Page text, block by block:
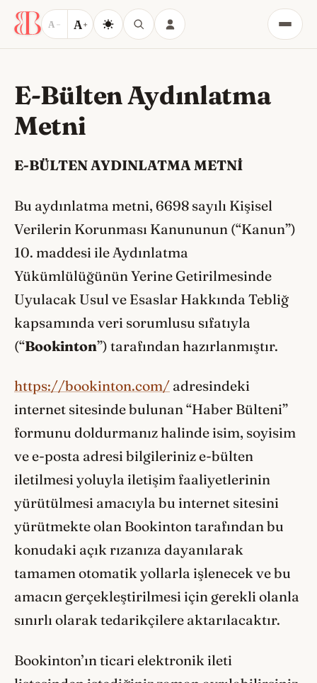
A − A+
Menü
E-Bülten Aydınlatma
Metni
E-BÜLTEN AYDINLATMA METNİ
Bu aydınlatma metni, 6698 sayılı Kişisel
Verilerin Korunması Kanununun (“Kanun”)
10. maddesi ile Aydınlatma
Yükümlülüğünün Yerine Getirilmesinde
Uyulacak Usul ve Esaslar Hakkında Tebliğ
kapsamında veri sorumlusu sıfatıyla
(“Bookinton”) tarafından hazırlanmıştır.
https://bookinton.com/ adresindeki
internet sitesinde bulunan “Haber Bülteni”
formunu doldurmanız halinde isim, soyisim
ve e-posta adresi bilgileriniz e-bülten
iletilmesi yoluyla iletişim faaliyetlerinin
yürütülmesi amacıyla bu internet sitesini
yürütmekte olan Bookinton tarafından bu
konudaki açık rızanıza dayanılarak
tamamen otomatik yollarla işlenecek ve bu
amacın gerçekleştirilmesi için gerekli olanla
sınırlı olarak tedarikçilere aktarılacaktır.
Bookinton’ın ticari elektronik ileti